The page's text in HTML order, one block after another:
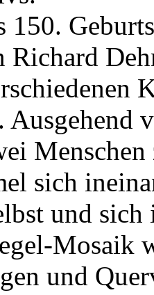
150.
Richard
Ausgehend
sich
und
Mosaik
und